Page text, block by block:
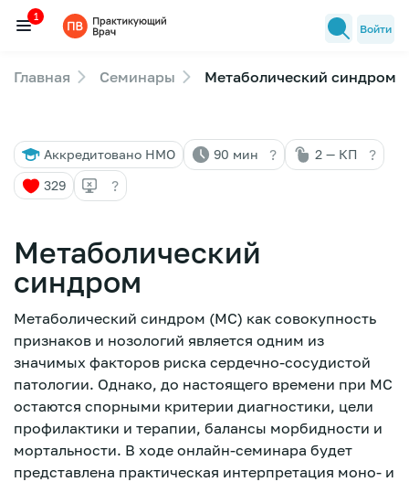
Семинары
Лекторы
FAQ
1
Войти
Главная Семинары Метаболический синдром
Аккредитовано НМО 90 мин ? 2 — КП ?
329 ?
Метаболический
синдром
Метаболический синдром (МС) как совокупность
признаков и нозологий является одним из
значимых факторов риска сердечно-сосудистой
патологии. Однако, до настоящего времени при МС
остаются спорными критерии диагностики, цели
профилактики и терапии, балансы морбидности и
мортальности. В ходе онлайн-семинара будет
представлена практическая интерпретация моно- и